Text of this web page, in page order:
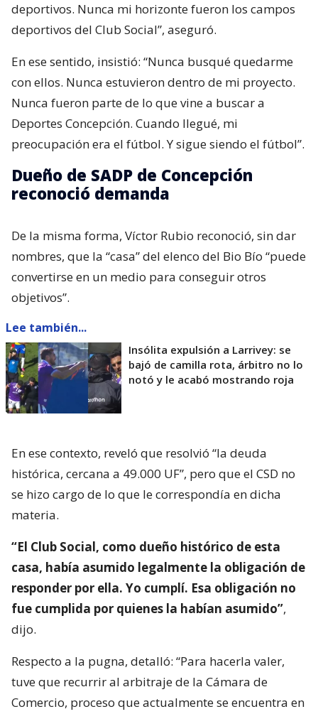
deportivos. Nunca mi horizonte fueron los campos
deportivos del Club Social”, aseguró.
En ese sentido, insistió: “Nunca busqué quedarme
con ellos. Nunca estuvieron dentro de mi proyecto.
Nunca fueron parte de lo que vine a buscar a
Deportes Concepción. Cuando llegué, mi
preocupación era el fútbol. Y sigue siendo el fútbol”.
Dueño de SADP de Concepción
reconoció demanda
De la misma forma, Víctor Rubio reconoció, sin dar
nombres, que la “casa” del elenco del Bio Bío “puede
convertirse en un medio para conseguir otros
objetivos”.
Lee también...
Insólita expulsión a Larrivey: se
bajó de camilla rota, árbitro no lo
notó y le acabó mostrando roja
En ese contexto, reveló que resolvió “la deuda
histórica, cercana a 49.000 UF”, pero que el CSD no
se hizo cargo de lo que le correspondía en dicha
materia.
“El Club Social, como dueño histórico de esta
casa, había asumido legalmente la obligación de
responder por ella. Yo cumplí. Esa obligación no
fue cumplida por quienes la habían asumido”,
dijo.
Respecto a la pugna, detalló: “Para hacerla valer,
tuve que recurrir al arbitraje de la Cámara de
Comercio, proceso que actualmente se encuentra en